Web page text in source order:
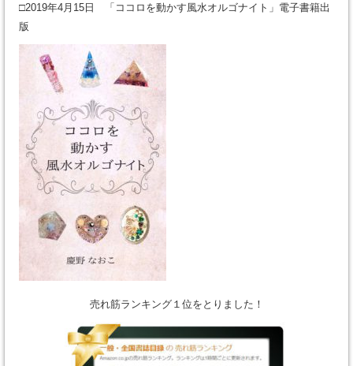
□2019年4月15日 「ココロを動かす風水オルゴナイト」電子書籍出
版
売れ筋ランキング１位をとりました！